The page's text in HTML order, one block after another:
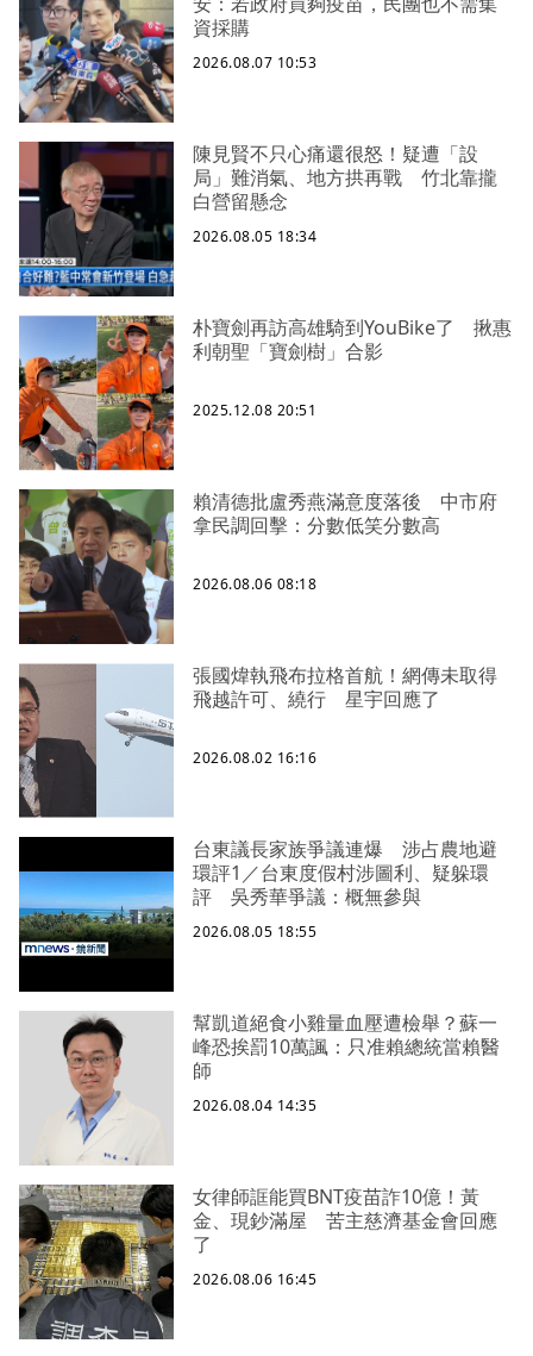
資採購
2026.08.07 10:53
陳見賢不只心痛還很怒！疑遭「設
局」難消氣、地方拱再戰 竹北靠攏
白營留懸念
2026.08.05 18:34
朴寶劍再訪高雄騎到YouBike了 揪惠
利朝聖「寶劍樹」合影
2025.12.08 20:51
賴清德批盧秀燕滿意度落後 中市府
拿民調回擊：分數低笑分數高
2026.08.06 08:18
張國煒執飛布拉格首航！網傳未取得
飛越許可、繞行 星宇回應了
2026.08.02 16:16
台東議長家族爭議連爆 涉占農地避
環評1／台東度假村涉圖利、疑躲環
評 吳秀華爭議：概無參與
2026.08.05 18:55
幫凱道絕食小雞量血壓遭檢舉？蘇一
峰恐挨罰10萬諷：只准賴總統當賴醫
師
2026.08.04 14:35
女律師誆能買BNT疫苗詐10億！黃
金、現鈔滿屋 苦主慈濟基金會回應
了
2026.08.06 16:45